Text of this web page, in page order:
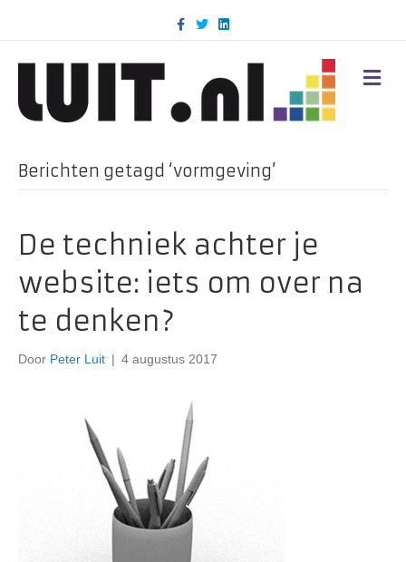
c
k
T
w
i
n
d
M
E
Berichten getagd ‘vormgeving’
De techniek achter je
website: iets om over na
te denken?
Door Peter Luit | 4 augustus 2017